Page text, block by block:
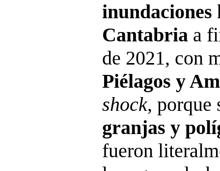
inundaciones
Cantabria a
de 2021, con
Piélagos y
shock, porque
granjas y
fueron